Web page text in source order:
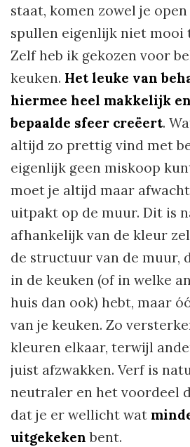
staat, komen zowel je
spullen eigenlijk niet mooi
Zelf heb ik gekozen voor
keuken. Het leuke van
hiermee heel makkelijk
bepaalde sfeer creëert.
altijd zo prettig vind met
eigenlijk geen miskoop
moet je altijd maar
uitpakt op de muur. Dit is
afhankelijk van de kleur
de structuur van de muur,
in de keuken (of in welke
huis dan ook) hebt, maar
van je keuken. Zo
kleuren elkaar, terwijl
juist afzwakken. Verf is
neutraler en het voordeel
dat je er wellicht wat
uitgekeken bent.